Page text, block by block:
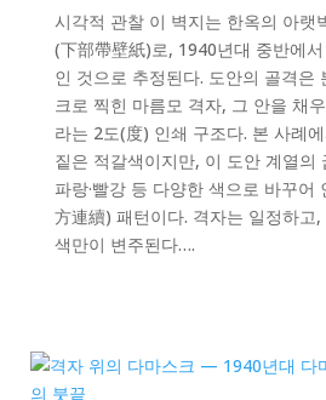
시각적 관찰 이 벽지는 한옥의 아랫
(下部帶壁紙)로, 1940년대 중반에
인 것으로 추정된다. 도안의 골격
크로 찍힌 마름모 격자, 그 안을 채
라는 2도(度) 인쇄 구조다. 본 사례
짙은 적갈색이지만, 이 도안 계열의
파랑·빨강 등 다양한 색으로 바꾸어
方連續) 패턴이다. 격자는 일정하고
색만이 변주된다….